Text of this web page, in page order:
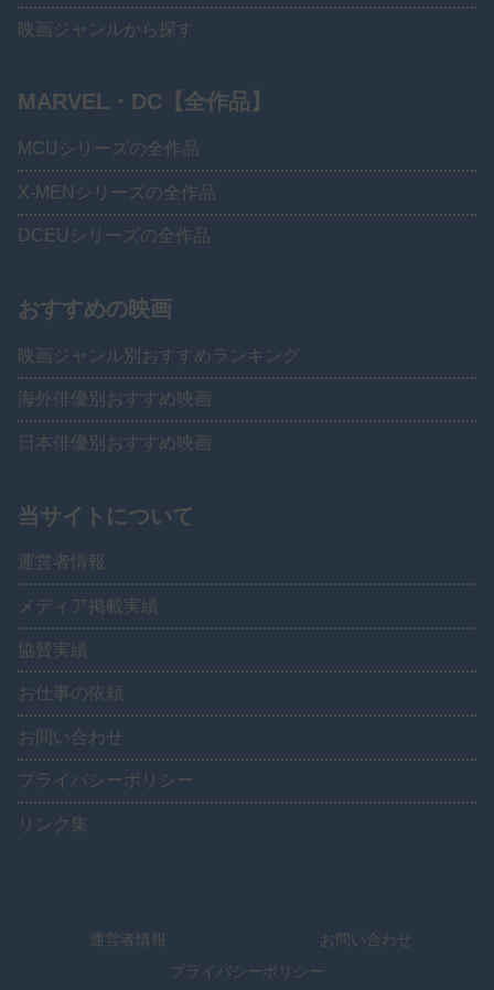
映画ジャンルから探す
MARVEL・DC【全作品】
MCUシリーズの全作品
X-MENシリーズの全作品
DCEUシリーズの全作品
おすすめの映画
映画ジャンル別おすすめランキング
海外俳優別おすすめ映画
日本俳優別おすすめ映画
当サイトについて
運営者情報
メディア掲載実績
協賛実績
お仕事の依頼
お問い合わせ
プライバシーポリシー
リンク集
運営者情報
お問い合わせ
プライバシーポリシー